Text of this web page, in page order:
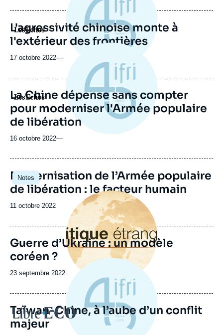
Logo
L'agressivité chinoise monte à
l'extérieur des frontières
17 octobre 2022—
Logo
La Chine dépense sans compter
pour moderniser l'Armée populaire
de libération
16 octobre 2022—
Notes
Image
principale
Modernisation de l’Armée populaire
de libération : le facteur humain
Date
publication
11 octobre 2022
Image
principale
Guerre d’Ukraine : un modèle
coréen ?
Date
publication
23 septembre 2022
Logo
Taïwan-Chine, à l’aube d’un conflit
majeur